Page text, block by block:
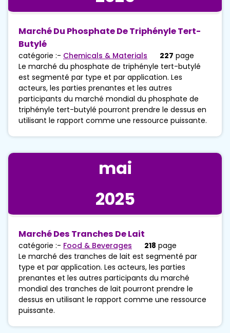
Marché Du Phosphate De Triphényle Tert-
Butylé
catégorie :- Chemicals & Materials 227 page
Le marché du phosphate de triphényle tert-butylé
est segmenté par type et par application. Les
acteurs, les parties prenantes et les autres
participants du marché mondial du phosphate de
triphényle tert-butylé pourront prendre le dessus en
utilisant le rapport comme une ressource puissante.
mai
2025
Marché Des Tranches De Lait
catégorie :- Food & Beverages 218 page
Le marché des tranches de lait est segmenté par
type et par application. Les acteurs, les parties
prenantes et les autres participants du marché
mondial des tranches de lait pourront prendre le
dessus en utilisant le rapport comme une ressource
puissante.